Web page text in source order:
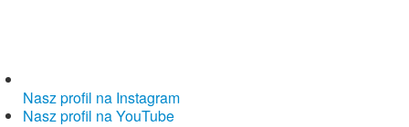
Nasz profil na Instagram
Nasz profil na YouTube